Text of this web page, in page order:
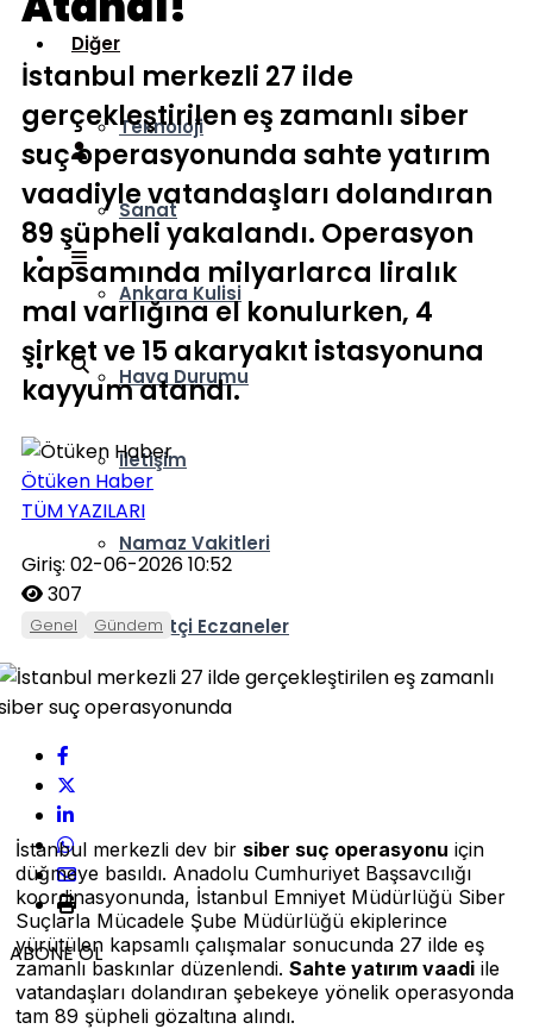
Diğer
Teknoloji
Sanat
Ankara Kulisi
Hava Durumu
İletişim
Namaz Vakitleri
Nöbetçi Eczaneler
İstanbul merkezli 27 ilde
gerçekleştirilen eş zamanlı siber
suç operasyonunda sahte yatırım
vaadiyle vatandaşları dolandıran
89 şüpheli yakalandı. Operasyon
kapsamında milyarlarca liralık
mal varlığına el konulurken, 4
şirket ve 15 akaryakıt istasyonuna
kayyum atandı.
Ötüken Haber
TÜM YAZILARI
Giriş: 02-06-2026 10:52
307
Genel Gündem
ABONE OL
İstanbul merkezli dev bir siber suç operasyonu için
düğmeye basıldı. Anadolu Cumhuriyet Başsavcılığı
koordinasyonunda, İstanbul Emniyet Müdürlüğü Siber
Suçlarla Mücadele Şube Müdürlüğü ekiplerince
yürütülen kapsamlı çalışmalar sonucunda 27 ilde eş
zamanlı baskınlar düzenlendi. Sahte yatırım vaadi ile
vatandaşları dolandıran şebekeye yönelik operasyonda
tam 89 şüpheli gözaltına alındı.